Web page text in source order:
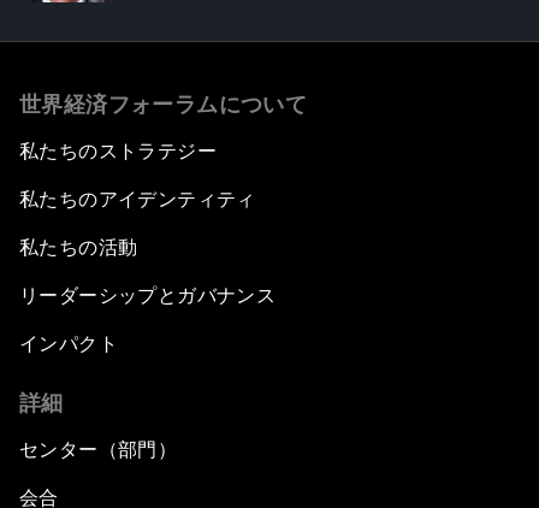
世界経済フォーラムについて
私たちのストラテジー
私たちのアイデンティティ
私たちの活動
リーダーシップとガバナンス
インパクト
詳細
センター（部門）
会合